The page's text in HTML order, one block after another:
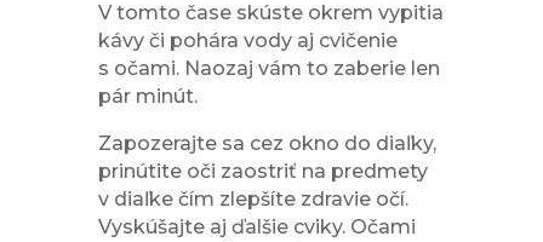
V tomto čase skúste okrem vypitia
kávy či pohára vody aj cvičenie
s očami. Naozaj vám to zaberie len
pár minút.
Zapozerajte sa cez okno do diaľky,
prinútite oči zaostriť na predmety
v diaľke čím zlepšíte zdravie očí.
Vyskúšajte aj ďalšie cviky. Očami